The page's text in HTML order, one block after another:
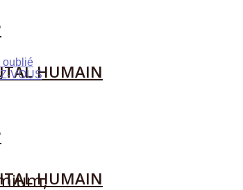
HUMAIN
HUMAIN
oublié
VOUS